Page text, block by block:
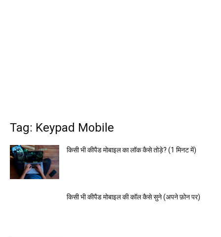
Tag: Keypad Mobile
किसी भी कीपैड मोबाइल का लॉक कैसे तोड़े? (1 मिनट में)
किसी भी कीपैड मोबाइल की कॉल कैसे सुने (अपने फ़ोन पर)